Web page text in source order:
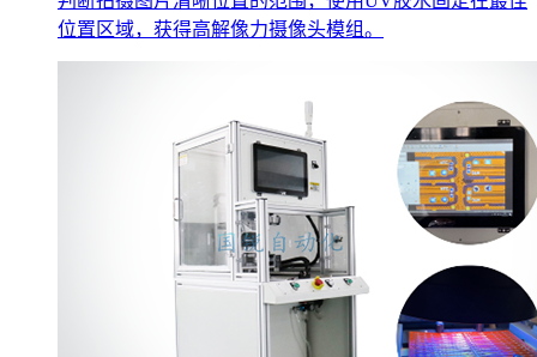
位置区域，获得高解像力摄像头模组。